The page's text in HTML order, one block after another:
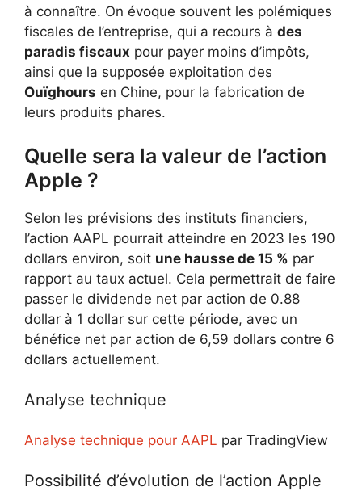
à connaître. On évoque souvent les polémiques
fiscales de l’entreprise, qui a recours à des
paradis fiscaux pour payer moins d’impôts,
ainsi que la supposée exploitation des
Ouïghours en Chine, pour la fabrication de
leurs produits phares.
Quelle sera la valeur de l’action
Apple ?
Selon les prévisions des instituts financiers,
l’action AAPL pourrait atteindre en 2023 les 190
dollars environ, soit une hausse de 15 % par
rapport au taux actuel. Cela permettrait de faire
passer le dividende net par action de 0.88
dollar à 1 dollar sur cette période, avec un
bénéfice net par action de 6,59 dollars contre 6
dollars actuellement.
Analyse technique
Analyse technique pour AAPL par TradingView
Possibilité d’évolution de l’action Apple